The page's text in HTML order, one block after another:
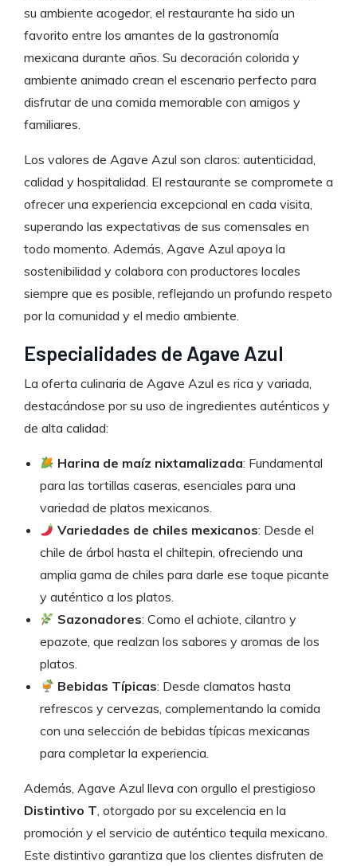
su ambiente acogedor, el restaurante ha sido un
favorito entre los amantes de la gastronomía
mexicana durante años. Su decoración colorida y
ambiente animado crean el escenario perfecto para
disfrutar de una comida memorable con amigos y
familiares.
Los valores de Agave Azul son claros: autenticidad,
calidad y hospitalidad. El restaurante se compromete a
ofrecer una experiencia excepcional en cada visita,
superando las expectativas de sus comensales en
todo momento. Además, Agave Azul apoya la
sostenibilidad y colabora con productores locales
siempre que es posible, reflejando un profundo respeto
por la comunidad y el medio ambiente.
Especialidades de Agave Azul
La oferta culinaria de Agave Azul es rica y variada,
destacándose por su uso de ingredientes auténticos y
de alta calidad:
Harina de maíz nixtamalizada: Fundamental
para las tortillas caseras, esenciales para una
variedad de platos mexicanos.
Variedades de chiles mexicanos: Desde el
chile de árbol hasta el chiltepin, ofreciendo una
amplia gama de chiles para darle ese toque picante
y auténtico a los platos.
Sazonadores: Como el achiote, cilantro y
epazote, que realzan los sabores y aromas de los
platos.
Bebidas Típicas: Desde clamatos hasta
refrescos y cervezas, complementando la comida
con una selección de bebidas típicas mexicanas
para completar la experiencia.
Además, Agave Azul lleva con orgullo el prestigioso
Distintivo T, otorgado por su excelencia en la
promoción y el servicio de auténtico tequila mexicano.
Este distintivo garantiza que los clientes disfruten de